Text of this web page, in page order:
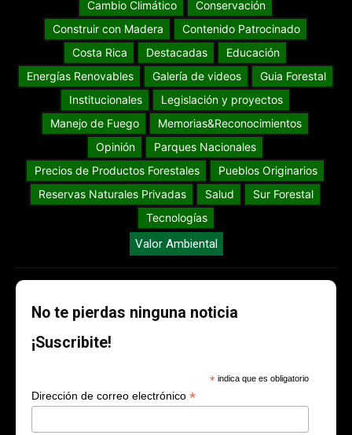
Cambio Climático
Conservación
Construir con Madera
Contenido Patrocinado
Costa Rica
Destacadas
Educación
Energías Renovables
Galería de videos
Guia Forestal
Institucionales
Legislación y proyectos
Manejo de Fuego
Memorias&Reconocimientos
Opinión
Parques Nacionales
Precios de Productos Forestales
Pueblos Originarios
Reservas Naturales Privadas
Salud
Sur Forestal
Tecnologías
Valor Ambiental
No te pierdas ninguna noticia
¡Suscribite!
* indica que es obligatorio
Dirección de correo electrónico *